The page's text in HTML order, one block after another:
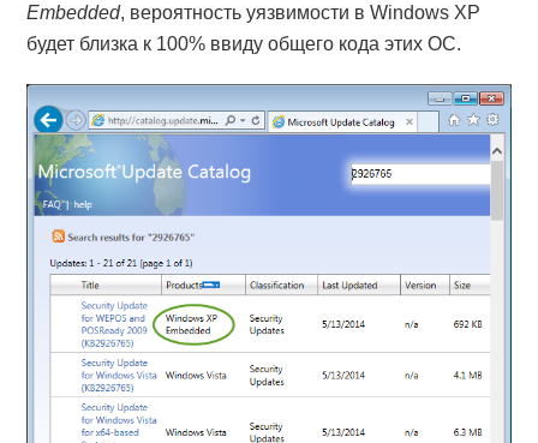
Embedded, вероятность уязвимости в Windows XP
будет близка к 100% ввиду общего кода этих ОС.